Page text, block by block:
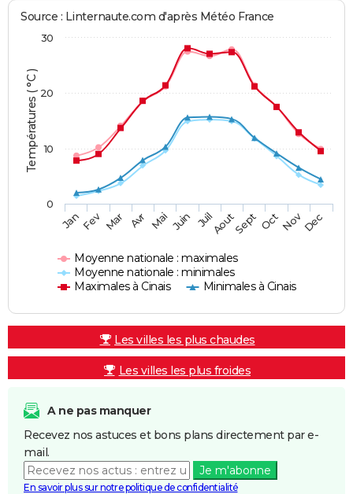
Températures ( °C )
Source : Linternaute.com d'après Météo France
Moyenne nationale : maximales
Moyenne nationale : minimales
Maximales à Cinais
Minimales à Cinais
JanFev Mar Avr Mai Juin JuilAoutSept OctNovDec
0
10
20
30
Les villes les plus chaudes
Les villes les plus froides
A ne pas manquer
Recevez nos astuces et bons plans directement par e-
mail.
Je m'abonne
En savoir plus sur notre politique de confidentialité